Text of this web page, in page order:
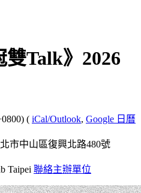
雙Talk》2026
( iCal/Outlook, Google 日曆
市中山區復興北路480號
Taipei 聯絡主辦單位